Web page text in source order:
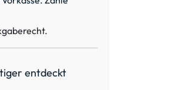
entdeckt